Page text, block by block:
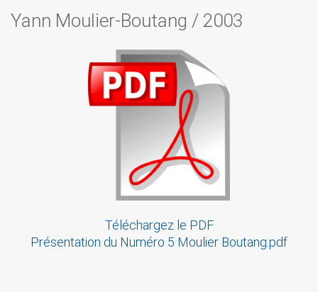
Yann Moulier-Boutang / 2003
Téléchargez le PDF
Présentation du Numéro 5 Moulier Boutang.pdf